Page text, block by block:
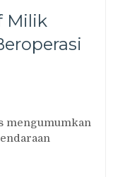
Milik
mengumumkan